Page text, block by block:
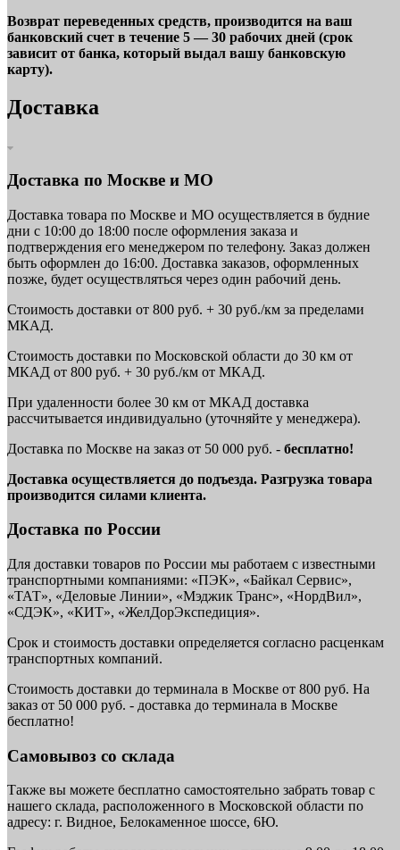
Возврат переведенных средств, производится на ваш
банковский счет в течение 5 — 30 рабочих дней (срок
зависит от банка, который выдал вашу банковскую
карту).
Доставка
Доставка по Москве и МО
Доставка товара по Москве и МО осуществляется в будние
дни с 10:00 до 18:00 после оформления заказа и
подтверждения его менеджером по телефону. Заказ должен
быть оформлен до 16:00. Доставка заказов, оформленных
позже, будет осуществляться через один рабочий день.
Стоимость доставки от 800 руб. + 30 руб./км за пределами
МКАД.
Стоимость доставки по Московской области до 30 км от
МКАД от 800 руб. + 30 руб./км от МКАД.
При удаленности более 30 км от МКАД доставка
рассчитывается индивидуально (уточняйте у менеджера).
Доставка по Москве на заказ от 50 000 руб. - бесплатно!
Доставка осуществляется до подъезда. Разгрузка товара
производится силами клиента.
Доставка по России
Для доставки товаров по России мы работаем с известными
транспортными компаниями: «ПЭК», «Байкал Сервис»,
«ТАТ», «Деловые Линии», «Мэджик Транс», «НордВил»,
«СДЭК», «КИТ», «ЖелДорЭкспедиция».
Срок и стоимость доставки определяется согласно расценкам
транспортных компаний.
Стоимость доставки до терминала в Москве от 800 руб. На
заказ от 50 000 руб. - доставка до терминала в Москве
бесплатно!
Самовывоз со склада
Также вы можете бесплатно самостоятельно забрать товар с
нашего склада, расположенного в Московской области по
адресу: г. Видное, Белокаменное шоссе, 6Ю.